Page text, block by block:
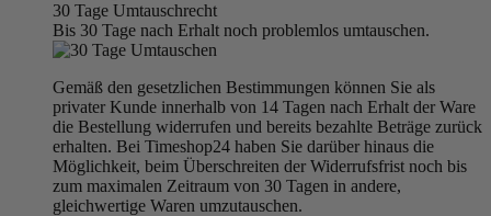
30 Tage Umtauschrecht
Bis 30 Tage nach Erhalt noch problemlos umtauschen.
Gemäß den gesetzlichen Bestimmungen können Sie als
privater Kunde innerhalb von 14 Tagen nach Erhalt der Ware
die Bestellung widerrufen und bereits bezahlte Beträge zurück
erhalten. Bei Timeshop24 haben Sie darüber hinaus die
Möglichkeit, beim Überschreiten der Widerrufsfrist noch bis
zum maximalen Zeitraum von 30 Tagen in andere,
gleichwertige Waren umzutauschen.